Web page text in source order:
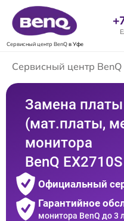
Сервисный центр BenQв Уфе
Сервисный центр BenQ
Замена
(мат.платы,
монитора
BenQ EX2710S
Официальный
Гарантийное
монитора BenQ до 3